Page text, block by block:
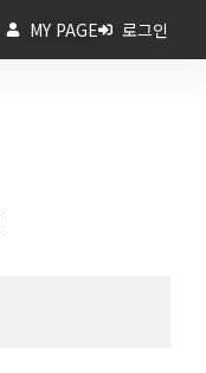
로그인
MY PAGE